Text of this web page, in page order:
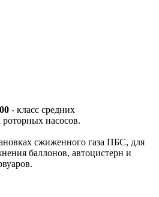
- класс средних
насосов.
сжиженного газа ПБС, для
баллонов, автоцистерн и